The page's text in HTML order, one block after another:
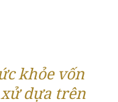
khỏe vốn
dựa trên